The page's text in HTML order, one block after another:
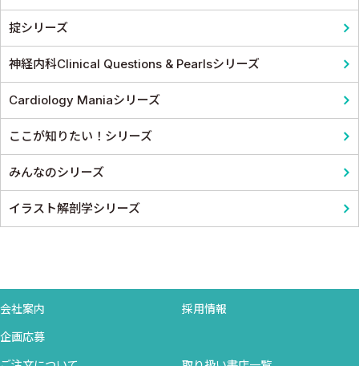
掟シリーズ
神経内科Clinical Questions & Pearlsシリーズ
Cardiology Maniaシリーズ
ここが知りたい！シリーズ
みんなのシリーズ
イラスト解剖学シリーズ
会社案内 採用情報
企画応募